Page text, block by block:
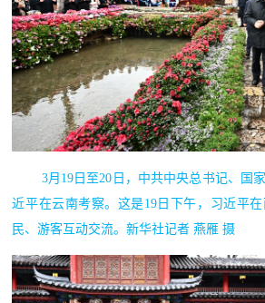
3月19日至20日，中共中央总书记、国
近平在云南考察。这是19日下午，习近平
民、游客互动交流。新华社记者 燕雁 摄